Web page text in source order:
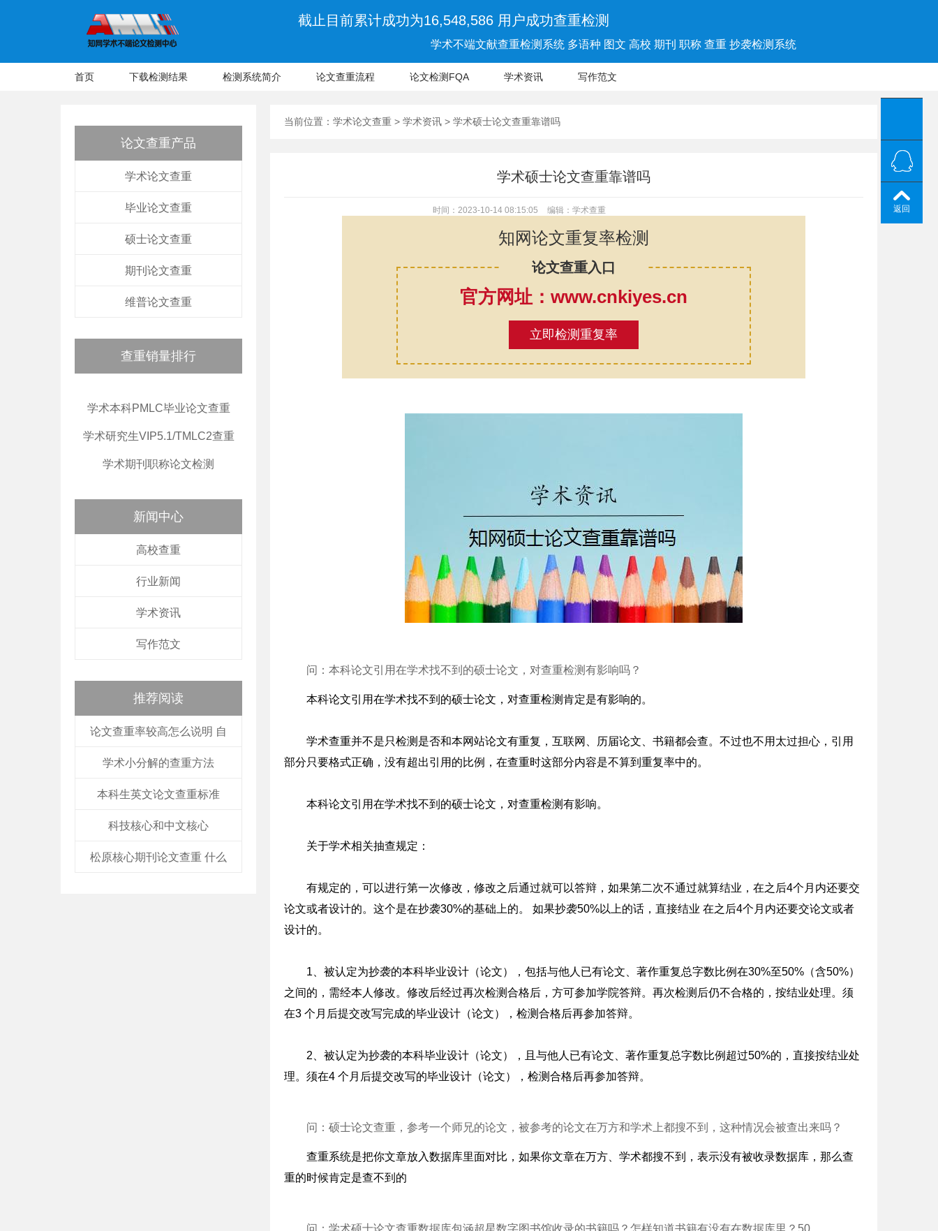
截止目前累计成功为16,548,586 用户成功查重检测
学术不端文献查重检测系统 多语种 图文 高校 期刊 职称 查重 抄袭检测系统
首页 下载检测结果 检测系统简介 论文查重流程 论文检测FQA 学术资讯 写作范文
论文查重产品
学术论文查重
毕业论文查重
硕士论文查重
期刊论文查重
维普论文查重
查重销量排行
学术本科PMLC毕业论文查重
学术研究生VIP5.1/TMLC2查重
学术期刊职称论文检测
新闻中心
高校查重
行业新闻
学术资讯
写作范文
推荐阅读
论文查重率较高怎么说明 自
学术小分解的查重方法
本科生英文论文查重标准
科技核心和中文核心
松原核心期刊论文查重 什么
当前位置： 学术论文查重 > 学术资讯 > 学术硕士论文查重靠谱吗
学术硕士论文查重靠谱吗
时间：2023-10-14 08:15:05 编辑：学术查重
知网论文重复率检测
论文查重入口
官方网址：www.cnkiyes.cn
立即检测重复率
问：本科论文引用在学术找不到的硕士论文，对查重检测有影响吗？
本科论文引用在学术找不到的硕士论文，对查重检测肯定是有影响的。
学术查重并不是只检测是否和本网站论文有重复，互联网、历届论文、书籍都会查。不过也不用太过担心，引用
部分只要格式正确，没有超出引用的比例，在查重时这部分内容是不算到重复率中的。
本科论文引用在学术找不到的硕士论文，对查重检测有影响。
关于学术相关抽查规定：
有规定的，可以进行第一次修改，修改之后通过就可以答辩，如果第二次不通过就算结业，在之后4个月内还要交
论文或者设计的。这个是在抄袭30%的基础上的。 如果抄袭50%以上的话，直接结业 在之后4个月内还要交论文或者
设计的。
1、被认定为抄袭的本科毕业设计（论文），包括与他人已有论文、著作重复总字数比例在30%至50%（含50%）
之间的，需经本人修改。修改后经过再次检测合格后，方可参加学院答辩。再次检测后仍不合格的，按结业处理。须
在3 个月后提交改写完成的毕业设计（论文），检测合格后再参加答辩。
2、被认定为抄袭的本科毕业设计（论文），且与他人已有论文、著作重复总字数比例超过50%的，直接按结业处
理。须在4 个月后提交改写的毕业设计（论文），检测合格后再参加答辩。
问：硕士论文查重，参考一个师兄的论文，被参考的论文在万方和学术上都搜不到，这种情况会被查出来吗？
查重系统是把你文章放入数据库里面对比，如果你文章在万方、学术都搜不到，表示没有被收录数据库，那么查
重的时候肯定是查不到的
问：学术硕士论文查重数据库包涵超星数字图书馆收录的书籍吗？怎样知道书籍有没有在数据库里？50
返回